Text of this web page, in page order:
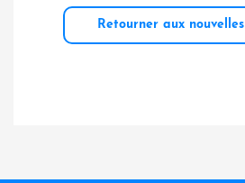
Retourner aux nouvelles